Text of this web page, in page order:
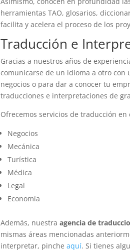
herramientas TAO, glosarios,
facilita y acelera el proceso de los
Traducción e
Gracias a nuestros años de
comunicarse de un idioma a otro
negocios o para dar a conocer tu
traducciones e interpretaciones de
Ofrecemos servicios de traducción
Negocios
Mecánica
Turística
Médica
Legal
Economía
Además, nuestraagencia de
mismas áreas mencionadas
interpretar, pincheaquí. Si tienes